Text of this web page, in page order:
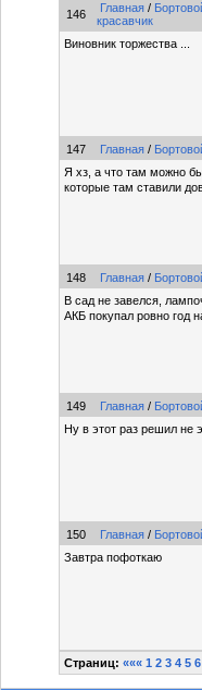
146 Главная /
красавчик
Виновник торжества ...
147 Главная /
Я хз, а что там можно
которые там ставили
148 Главная /
В сад не завелся,
АКБ покупал ровно год
149 Главная /
Ну в этот раз решил не
150 Главная /
Завтра пофоткаю
Страниц: ««« 1 2 3 4 5 6